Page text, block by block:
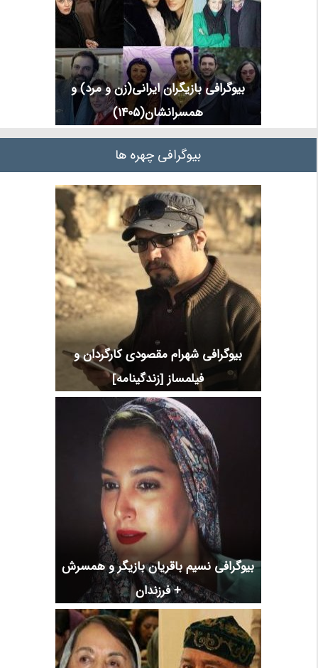
بیوگرافی بازیگران ایرانی(زن و مرد) و
همسرانشان(1405)
بیوگرافی چهره ها
بیوگرافی شهرام مقصودی کارگردان و
فیلمساز [زندگینامه]
بیوگرافی نسیم باقریان بازیگر و همسرش
+ فرزندان